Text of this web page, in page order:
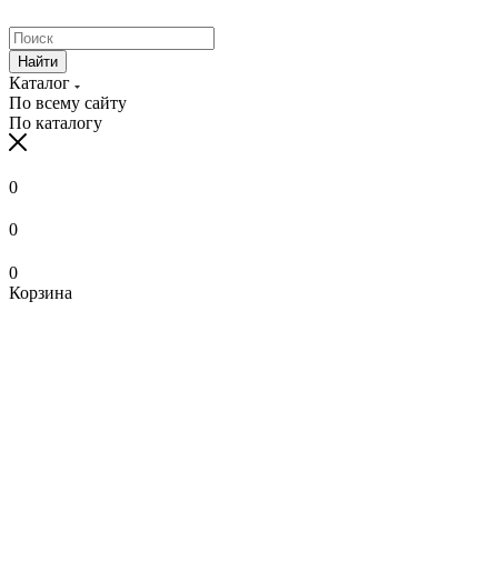
Найти
Каталог
По всему сайту
По каталогу
0
0
0
Корзина